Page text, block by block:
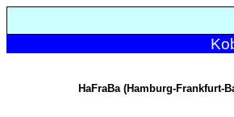
HaFraBa (Hamburg-Frankfurt-